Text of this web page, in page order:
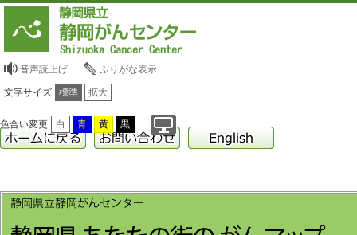
音声読上げ ふりがな表示
文字サイズ 標準 拡大
色合い変更 白 青 黄 黒